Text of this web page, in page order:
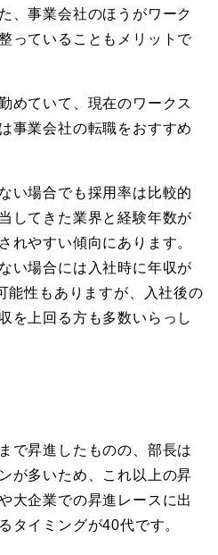
、事業会社のほうがワーク
っていることもメリットで
めていて、現在のワークス
事業会社の転職をおすすめ
い場合でも採用率は比較的
してきた業界と経験年数が
れやすい傾向にあります。
い場合には入社時に年収が
能性もありますが、入社後の
を上回る方も多数いらっし
で昇進したものの、部長は
が多いため、これ以上の昇
大企業での昇進レースに出
タイミングが40代です。